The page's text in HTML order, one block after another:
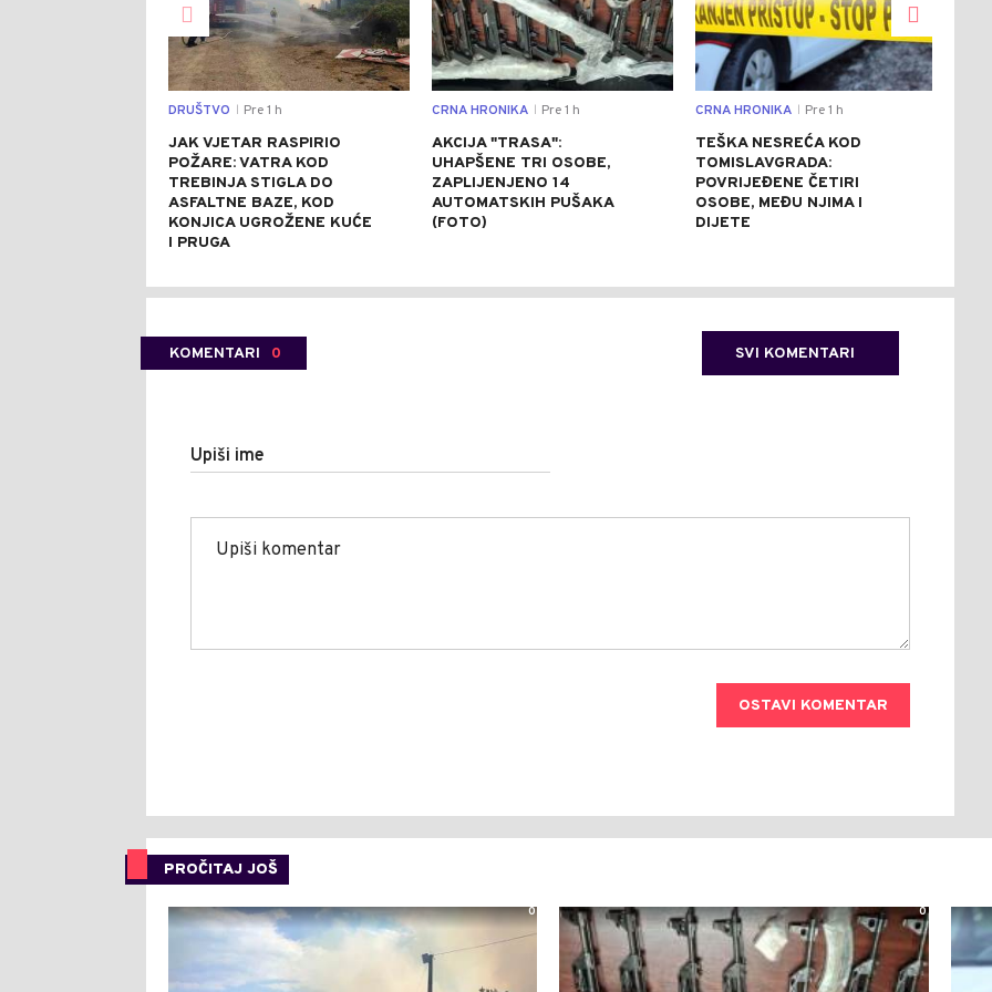
DRUŠTVO Pre 1 h
JAK VJETAR RASPIRIO
POŽARE: VATRA KOD
TREBINJA STIGLA DO
ASFALTNE BAZE, KOD
KONJICA UGROŽENE KUĆE
I PRUGA
CRNA HRONIKA Pre 1 h
AKCIJA "TRASA":
UHAPŠENE TRI OSOBE,
ZAPLIJENJENO 14
AUTOMATSKIH PUŠAKA
(FOTO)
CRNA HRONIKA Pre 1 h
TEŠKA NESREĆA KOD
TOMISLAVGRADA:
POVRIJEĐENE ČETIRI
OSOBE, MEĐU NJIMA I
DIJETE
KOMENTARI 0 SVI KOMENTARI
Upiši ime
OSTAVI KOMENTAR
PROČITAJ JOŠ
0 0